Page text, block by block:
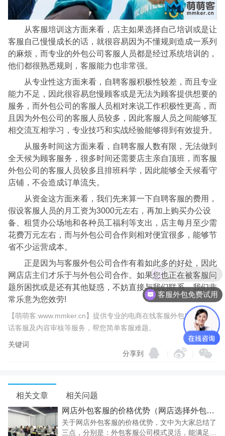
从客服培训这方面来看，店主如果选择自己培训或是让
客服自己慢慢成长的话，就很容易因为不懂规则造成一系列
的麻烦，而专业的外包公司客服人员都是经过系统培训的，
他们都很熟悉规则，客服能力也非常强。
从专业性这方面来看，自聘客服积极性较差，而且专业
能力不足，因此很容易怠慢顾客或是无法为顾客提供想要的
服务，而外包公司的客服人员相对来说工作积极性更高，而
且因为外包公司的客服人员较多，因此客服人员之间能够互
相交流互相学习，专业技巧和实战经验能够得到有效提升。
从服务时间这方面来看，自聘客服人数有限，无法做到
全天候为顾客服务，很多时间还需要店主亲自顶班，而客服
外包公司的客服人员较多且排班科学，因此能够全天候看守
店铺，不会造成订单流失。
从资金这方面来看，我们先来算一下自聘客服的费用，
假设客服人员的月工资为3000元左右，再加上购买办公设
备、租赁办公场地和各种员工福利等支出，店主每月至少需
花费万元左右，而与外包公司合作则相对便宜很多，能够节
省不少运营成本。
正是因为与客服外包公司合作有着如此多的好处，因此
网店店主们才乐于与外包公司合作。如果您也正在被客服问
题所困扰或是还有其他疑惑，不妨直接与我们联系，我们非
常乐意为您效劳!
【萌萌客:www.mmker.cn】提供专业的电商在线客服外包服务、电
话客服及内容审核等服务，帮您简单客服难题。
关键词
分享到
相关文章
相关问题
网店外包客服的价格优势（网店选择外包客服在价格方面有是你们优点吗？）
关于网店外包客服的价格优势，文中为大家总结了
三点，分别是：外包客服公司模式灵活，能满足不
我想要外包客服
客服外包免费试用